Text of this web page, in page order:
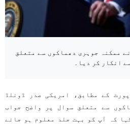
ممکنہ جوہری دھماکوں سے متعلق
انکار کر دیا۔
کے مطابق، امریکی صدر ڈونلڈ
سے متعلق سوال پر واضح جواب
کہ آپ کو بہت جلد معلوم ہو جائے